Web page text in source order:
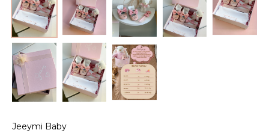
Jeeymi Baby